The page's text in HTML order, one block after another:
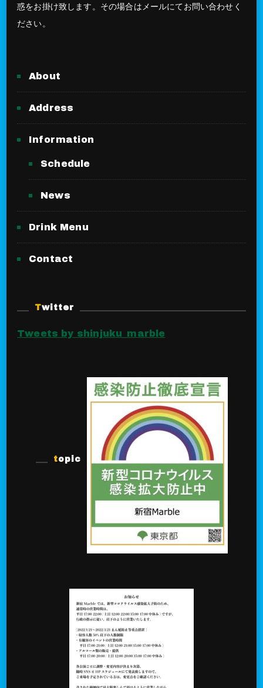
惑をお掛け致します。その場合はメールにてお問い合わせく
ださい。
About
Address
Information
Schedule
News
Drink Menu
Contact
Twitter
Tweets by shinjuku_marble
topic